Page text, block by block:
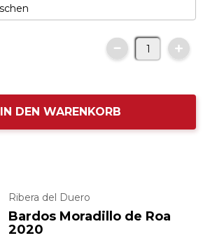
IN DEN WARENKORB
Ribera del Duero
Bardos Moradillo de Roa
2020